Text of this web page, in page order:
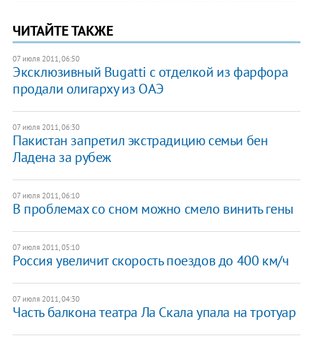
ЧИТАЙТЕ ТАКЖЕ
07 июля 2011, 06:50
Эксклюзивный Bugatti с отделкой из фарфора
продали олигарху из ОАЭ
07 июля 2011, 06:30
Пакистан запретил экстрадицию семьи бен
Ладена за рубеж
07 июля 2011, 06:10
В проблемах со сном можно смело винить гены
07 июля 2011, 05:10
Россия увеличит скорость поездов до 400 км/ч
07 июля 2011, 04:30
Часть балкона театра Ла Скала упала на тротуар